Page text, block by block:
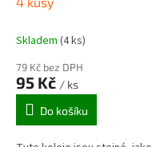
Skladem (4 ks)
79 Kč bez DPH
95 Kč / ks
Do košíku